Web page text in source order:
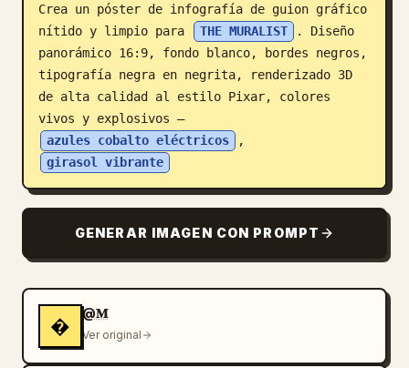
Blog
Actualizaciones
Crea un póster de infografía de guion gráfico
nítido y limpio para
THE MURALIST
. Diseño
panorámico 16:9, fondo blanco, bordes negros,
tipografía negra en negrita, renderizado 3D
de alta calidad al estilo Pixar, colores
vivos y explosivos —
azules cobalto eléctricos
,
girasol vibrante
GENERAR IMAGEN CON PROMPT
�
@𝐌
Ver original